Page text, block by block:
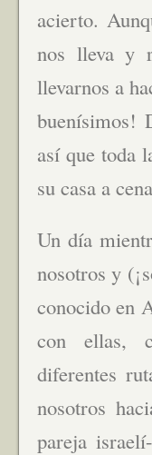
acierto.
nos lleva y
llevarnos a
buenísimos!
así que toda
su casa a
Un día
nosotros y
conocido en
con ellas,
diferentes
nosotros
pareja